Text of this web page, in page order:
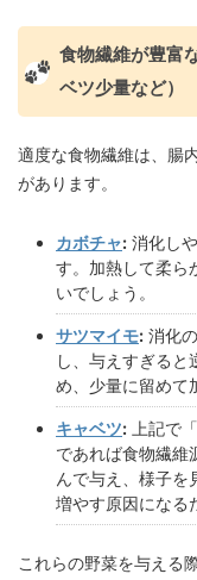
食物繊維が豊富
ベツ少量など）
適度な食物繊維は、腸
があります。
カボチャ: 消化し
す。加熱して柔ら
いでしょう。
サツマイモ: 消化
し、与えすぎると
め、少量に留めて
キャベツ: 上記で
であれば食物繊維
んで与え、様子を
増やす原因になる
これらの野菜を与える